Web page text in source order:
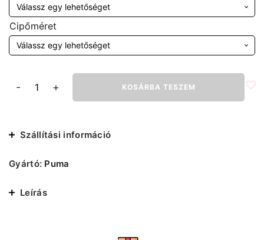
Cipőméret
-
férfi
mennyiség
+ KOSÁRBA TESZEM
Szállítási információ
Gyártó: Puma
Leírás